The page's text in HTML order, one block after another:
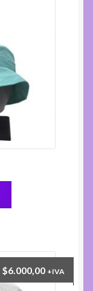
$6.000,00 +IVA